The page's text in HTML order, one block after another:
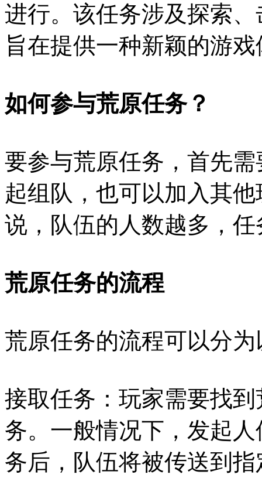
进行。该任务涉及探索
旨在提供一种新颖的游
如何参与荒原任务？
要参与荒原任务，首先
起组队，也可以加入其
说，队伍的人数越多，
荒原任务的流程
荒原任务的流程可以分
接取任务：玩家需要找
务。一般情况下，发起
务后，队伍将被传送到